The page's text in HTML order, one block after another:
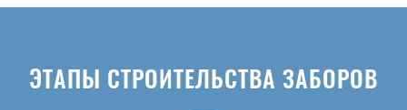
ЭТАПЫ СТРОИТЕЛЬСТВА ЗАБОРОВ